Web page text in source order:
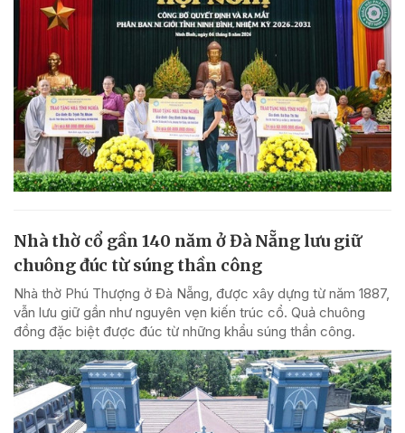
Nhà thờ cổ gần 140 năm ở Đà Nẵng lưu giữ
chuông đúc từ súng thần công
Nhà thờ Phú Thượng ở Đà Nẵng, được xây dựng từ năm 1887,
vẫn lưu giữ gần như nguyên vẹn kiến trúc cổ. Quả chuông
đồng đặc biệt được đúc từ những khẩu súng thần công.